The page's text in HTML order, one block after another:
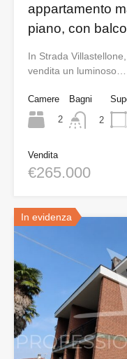
appartamento
piano, con
In Strada
vendita un luminoso…
Camere
2
Bagni
2
Vendita
€265.000
In evidenza